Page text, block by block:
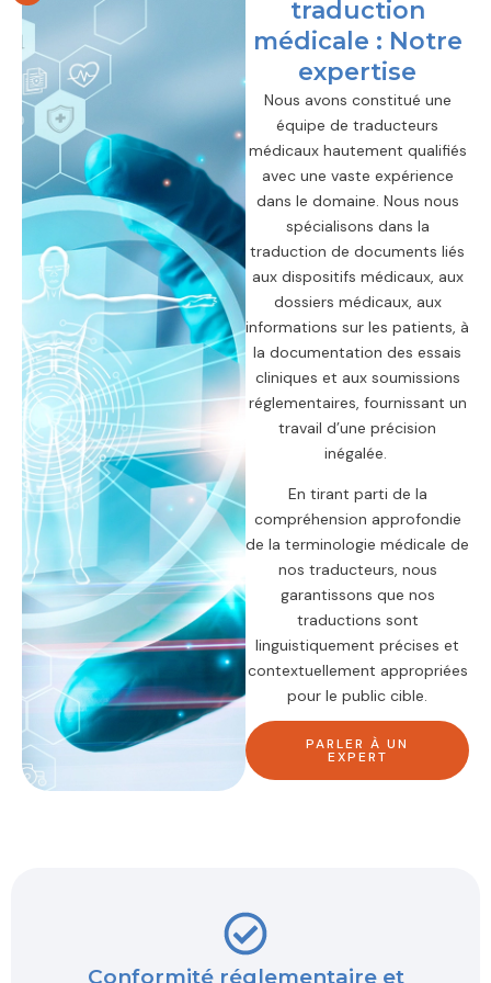
traduction
médicale : Notre
expertise
Nous avons constitué une
équipe de traducteurs
médicaux hautement qualifiés
avec une vaste expérience
dans le domaine. Nous nous
spécialisons dans la
traduction de documents liés
aux dispositifs médicaux, aux
dossiers médicaux, aux
informations sur les patients, à
la documentation des essais
cliniques et aux soumissions
réglementaires, fournissant un
travail d’une précision
inégalée.
En tirant parti de la
compréhension approfondie
de la terminologie médicale de
nos traducteurs, nous
garantissons que nos
traductions sont
linguistiquement précises et
contextuellement appropriées
pour le public cible.
PARLER À UN
EXPERT
Conformité réglementaire et